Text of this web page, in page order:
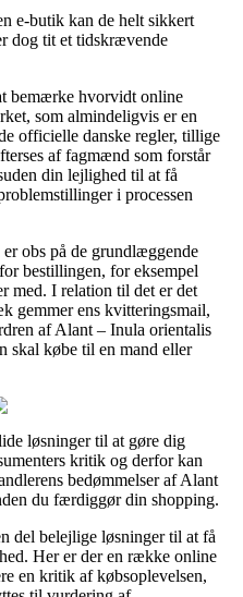
e-butik kan de helt sikkert
dog tit et tidskrævende
bemærke hvorvidt online
som almindeligvis er en
officielle danske regler, tillige
af fagmænd som forstår
din lejlighed til at få
i processen
obs på de grundlæggende
bestillingen, for eksempel
med. I relation til det er det
gemmer ens kvitteringsmail,
af Alant – Inula orientalis
skal købe til en mand eller
løsninger til at gøre dig
kritik og derfor kan
bedømmelser af Alant
du færdiggør din shopping.
del belejlige løsninger til at få
Her er der en række online
en kritik af købsoplevelsen,